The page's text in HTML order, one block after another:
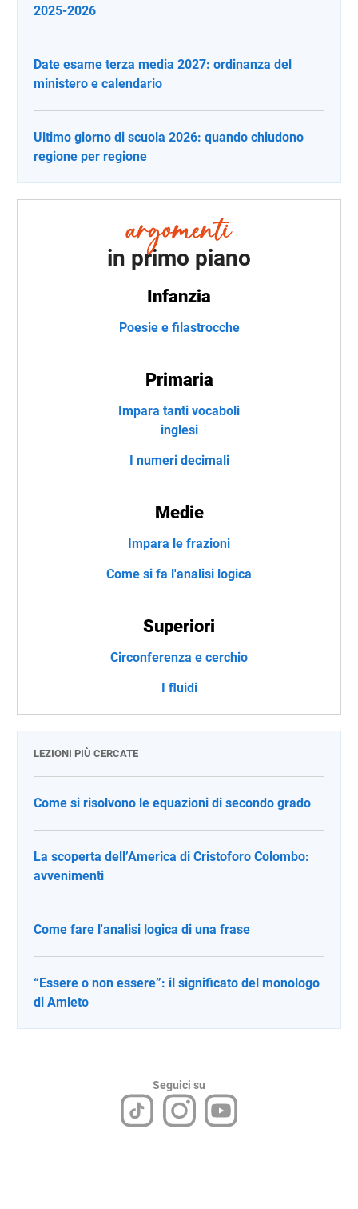
2025-2026
Date esame terza media 2027: ordinanza del
ministero e calendario
Ultimo giorno di scuola 2026: quando chiudono
regione per regione
in primo piano
Infanzia
Poesie e filastrocche
Primaria
Impara tanti vocaboli
inglesi
I numeri decimali
Medie
Impara le frazioni
Come si fa l'analisi logica
Superiori
Circonferenza e cerchio
I fluidi
LEZIONI PIÙ CERCATE
Come si risolvono le equazioni di secondo grado
La scoperta dell’America di Cristoforo Colombo:
avvenimenti
Come fare l'analisi logica di una frase
“Essere o non essere”: il significato del monologo
di Amleto
Seguici su